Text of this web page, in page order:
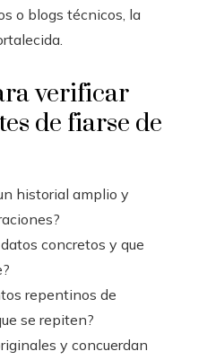
o blogs técnicos, la
verificar
de fiarse de
historial amplio y
concretos y que
repentinos de
se repiten?
y concuerdan